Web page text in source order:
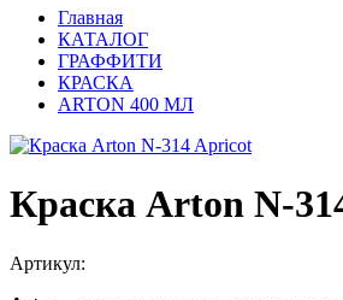
Главная
КАТАЛОГ
ГРАФФИТИ
КРАСКА
ARTON 400 МЛ
Краска Arton N-
Артикул: